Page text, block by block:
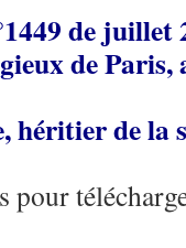
de juillet
de Paris,
héritier de la